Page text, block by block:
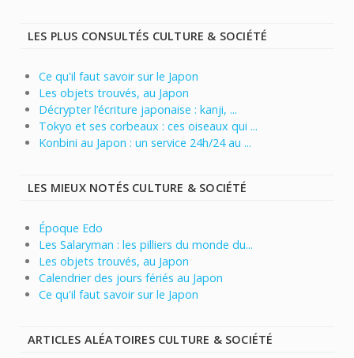
LES PLUS CONSULTÉS CULTURE & SOCIÉTÉ
Ce qu'il faut savoir sur le Japon
Les objets trouvés, au Japon
Décrypter l’écriture japonaise : kanji, ...
Tokyo et ses corbeaux : ces oiseaux qui ...
Konbini au Japon : un service 24h/24 au ...
LES MIEUX NOTÉS CULTURE & SOCIÉTÉ
Époque Edo
Les Salaryman : les pilliers du monde du...
Les objets trouvés, au Japon
Calendrier des jours fériés au Japon
Ce qu'il faut savoir sur le Japon
ARTICLES ALÉATOIRES CULTURE & SOCIÉTÉ